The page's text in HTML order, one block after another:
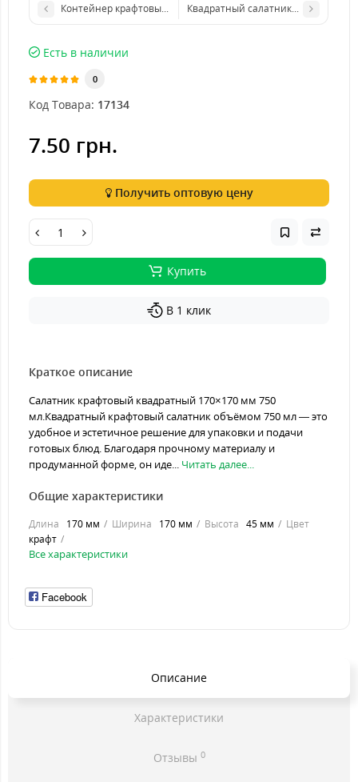
Контейнер крафтовый с крышкой 1600мл. HRC
Квадратный салатник крафт
Есть в наличии
0
Код Товара: 17134
7.50 грн.
Получить оптовую цену
Купить
В 1 клик
Краткое описание
Салатник крафтовый квадратный 170×170 мм 750
мл.Квадратный крафтовый салатник объёмом 750 мл — это
удобное и эстетичное решение для упаковки и подачи
готовых блюд. Благодаря прочному материалу и
продуманной форме, он иде... Читать далее...
Общие характеристики
Длина 170 мм Ширина 170 мм Высота 45 мм
Цвет
крафт
Все характеристики
Facebook
Описание
Характеристики
Отзывы 0